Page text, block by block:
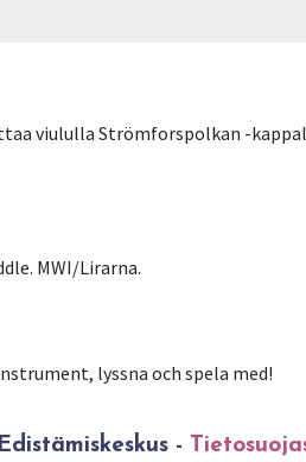
viululla Strömforspolkan -
MWI/Lirarna.
lyssna och spela med!
-